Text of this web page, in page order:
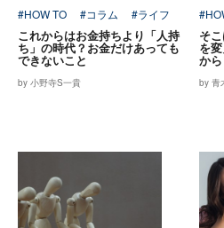
#HOW TO #コラム #ライフ
これからはお金持ちより「人持
ち」の時代？お金だけあっても
できないこと
by 小野寺S一貴
そ
を
から
by 青